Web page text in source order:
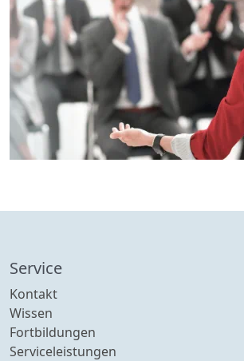
Service
Kontakt
Wissen
Fortbildungen
Serviceleistungen